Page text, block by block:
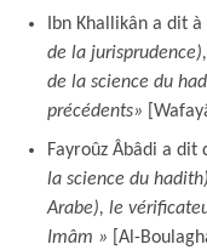
Ibn Khallikân a dit
de la
de la science du
précédents»
Fayroûz Âbâdi a dit
la science du
Arabe), le
Imâm »
[Al-